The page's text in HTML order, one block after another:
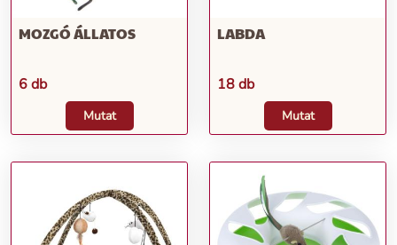
MOZGÓ ÁLLATOS
6 db
Mutat
LABDA
18 db
Mutat